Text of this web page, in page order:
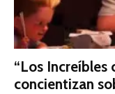
“Los Increíbles
concientizan